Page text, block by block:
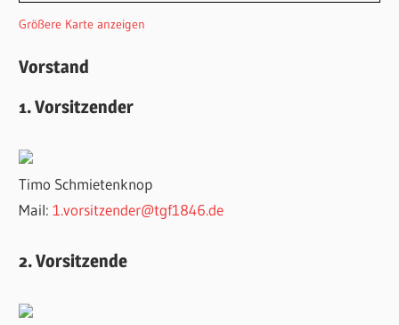
Größere Karte anzeigen
Vorstand
1. Vorsitzender
Timo Schmietenknop
Mail:1.vorsitzender@tgf1846.de
2. Vorsitzende